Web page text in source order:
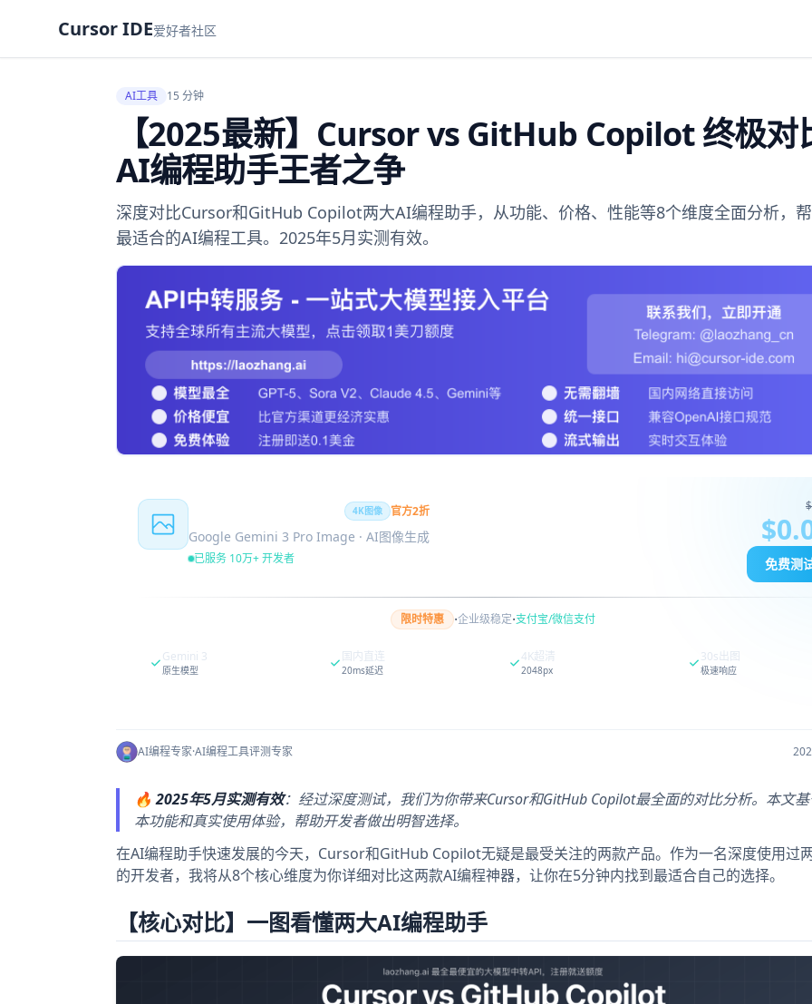
Cursor IDE爱好者社区
AI工具 15 分钟
【2025最新】Cursor vs GitHub Copilot 终极对
AI编程助手王者之争
深度对比Cursor和GitHub Copilot两大AI编程助手，从功能、价格、性能等8个维度全面分析，
最适合的AI编程工具。2025年5月实测有效。
4K图像 官方2折
Google Gemini 3 Pro Image · AI图像生成
已服务 10万+ 开发者 免费测
限时特惠 ·企业级稳定·支付宝/微信支付
Gemini 3
原生模型
国内直连
20ms延迟
4K超清
2048px
30s出图
极速响应
AI编程专家·AI编程工具评测专家
🔥2025年5月实测有效：经过深度测试，我们为你带来Cursor和GitHub Copilot最全面的对比分析。本文
本功能和真实使用体验，帮助开发者做出明智选择。
在AI编程助手快速发展的今天，Cursor和GitHub Copilot无疑是最受关注的两款产品。作为一名深度使用过
的开发者，我将从8个核心维度为你详细对比这两款AI编程神器，让你在5分钟内找到最适合自己的选择。
【核心对比】一图看懂两大AI编程助手